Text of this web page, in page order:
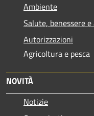
Ambiente
Salute, benessere
Autorizzazioni
Agricoltura e pesca
NOVITÀ
Notizie